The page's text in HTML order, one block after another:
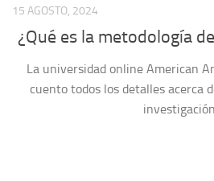
15 AGOSTO, 2024
¿Qué es la metodología
La universidad online American
cuento todos los detalles acerca